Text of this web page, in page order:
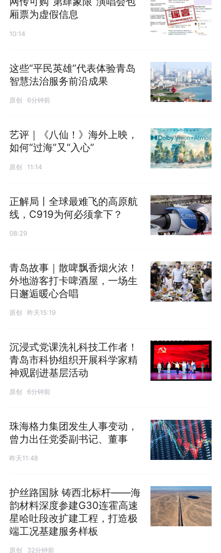
厢票为虚假信息
10:14
这些“平民英雄”代表体验青岛
智慧法治服务前沿成果
原创 6分钟前
艺评｜《八仙！》海外上映，
如何“过海”又“入心”
原创 11:14
正解局丨全球最难飞的高原航
线，C919为何必须拿下？
08:29
青岛故事｜散啤飘香烟火浓！
外地游客打卡啤酒屋，一场生
日邂逅暖心合唱
原创 昨天15:19
沉浸式党课洗礼科技工作者！
青岛市科协组织开展科学家精
神观剧进基层活动
原创 6分钟前
珠海格力集团发生人事变动，
曾力出任党委副书记、董事
昨天11:48
护丝路国脉 铸西北标杆——海
韵材料深度参建G30连霍高速
星哈吐段改扩建工程，打造极
端工况基建服务样板
原创 32分钟前